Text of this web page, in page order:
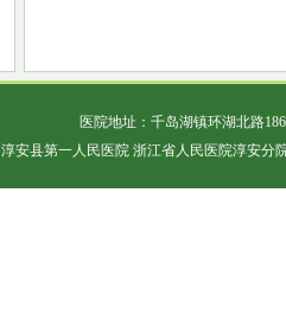
医院地址：千岛湖镇环湖北路
淳安县第一人民医院 浙江省人民医院淳安分